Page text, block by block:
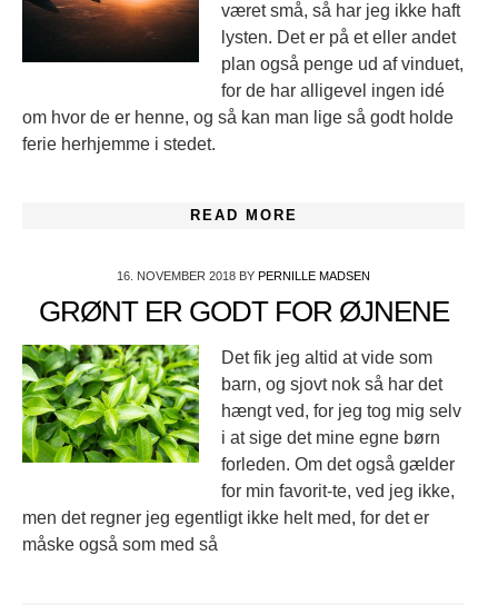
været små, så har jeg ikke haft
lysten. Det er på et eller andet
plan også penge ud af vinduet,
for de har alligevel ingen idé
om hvor de er henne, og så kan man lige så godt holde
ferie herhjemme i stedet.
READ MORE
16. NOVEMBER 2018 BY PERNILLE MADSEN
GRØNT ER GODT FOR ØJNENE
Det fik jeg altid at vide som
barn, og sjovt nok så har det
hængt ved, for jeg tog mig selv
i at sige det mine egne børn
forleden. Om det også gælder
for min favorit-te, ved jeg ikke,
men det regner jeg egentligt ikke helt med, for det er
måske også som med så